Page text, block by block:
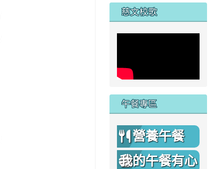
慈文校歌
午餐專區
營養午餐
我的午餐有心